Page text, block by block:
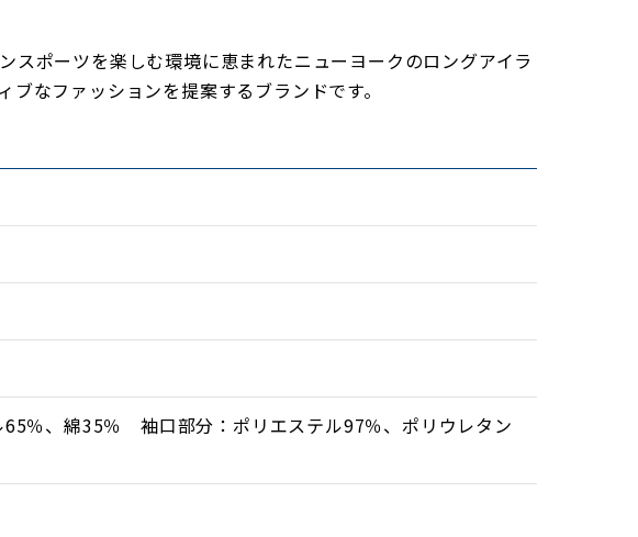
ポーツを楽しむ環境に恵まれたニューヨークのロングアイラ
なファッションを提案するブランドです。
％、綿35％ 袖口部分：ポリエステル97％、ポリウレタン